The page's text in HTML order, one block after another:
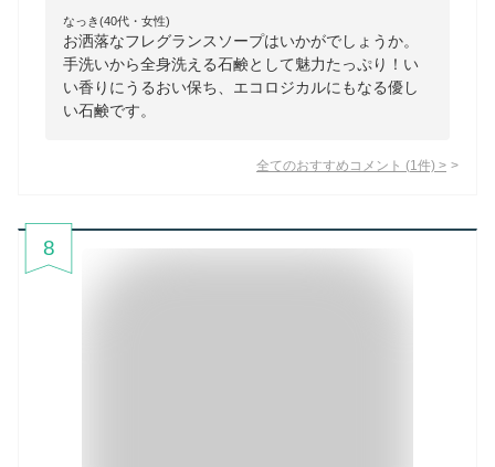
なっき(40代・女性)
お洒落なフレグランスソープはいかがでしょうか。
手洗いから全身洗える石鹸として魅力たっぷり！い
い香りにうるおい保ち、エコロジカルにもなる優し
い石鹸です。
全てのおすすめコメント (1 件) >
8